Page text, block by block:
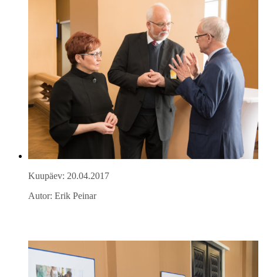
Kuupäev: 20.04.2017
Autor: Erik Peinar